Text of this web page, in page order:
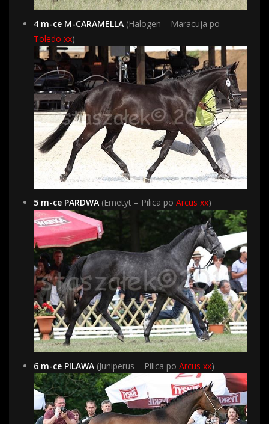
4 m-ce M-CARAMELLA (Halogen – Maracuja po
Toledo xx)
5 m-ce PARDWA (Emetyt – Pilica po Arcus xx)
6 m-ce PILAWA (Juniperus – Pilica po Arcus xx)